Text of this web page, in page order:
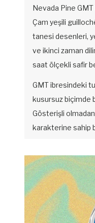
Nevada Pine
Çam yeşili
tanesi desenleri,
ve ikinci zaman
saat ölçekli safir
GMT ibresindeki
kusursuz biçimde
Gösterişli
karakterine sahip